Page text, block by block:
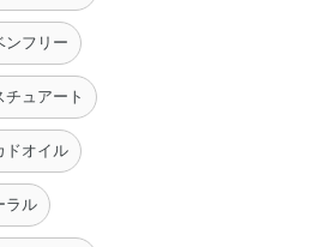
ンフリー
チュアート
ドオイル
ラル